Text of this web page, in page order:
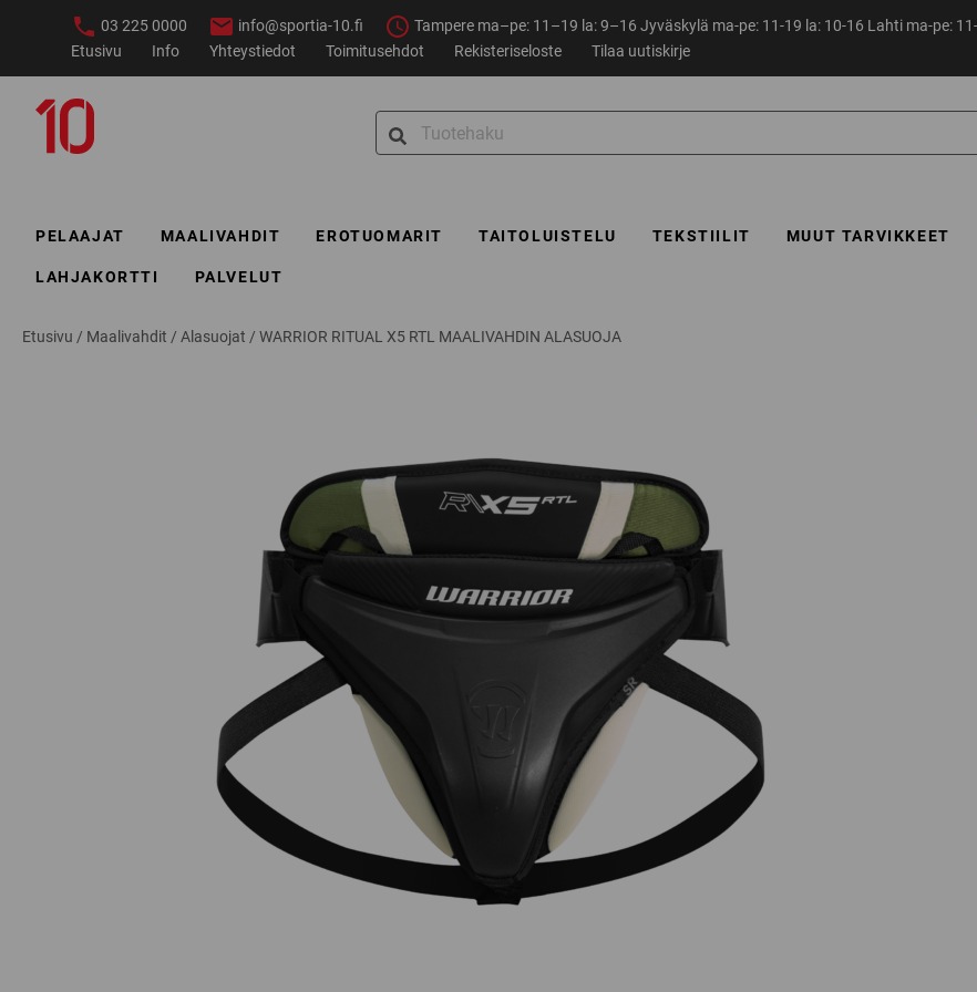
03 225 0000 info@sportia-10.fi
Tampere ma–pe: 11–19 la: 9–16 Jyväskylä ma-pe: 11-19 la: 10-16 Lahti ma-pe:
Etusivu
Info Yhteystiedot Toimitusehdot Rekisteriseloste Tilaa uutiskirje
Search
for:
PELAAJAT MAALIVAHDIT EROTUOMARIT TAITOLUISTELU TEKSTIILIT MUUT TARVIKKEET
LAHJAKORTTI PALVELUT
Etusivu / Maalivahdit / Alasuojat / WARRIOR RITUAL X5 RTL MAALIVAHDIN ALASUOJA